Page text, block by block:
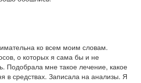
ко всем моим словам.
о которых я сама бы и не
Подобрала мне такое лечение, какое
в средствах. Записала на анализы. Я